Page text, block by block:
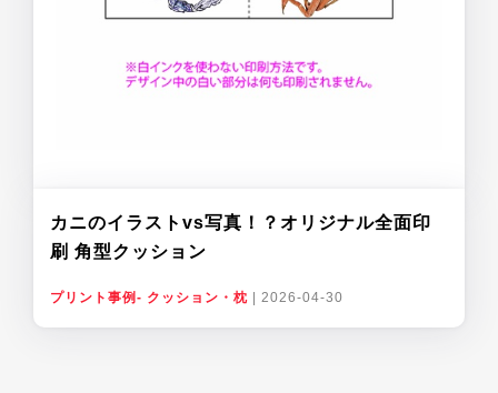
カニのイラストvs写真！？オリジナル全面印
刷 角型クッション
プリント事例- クッション・枕 2026-04-30